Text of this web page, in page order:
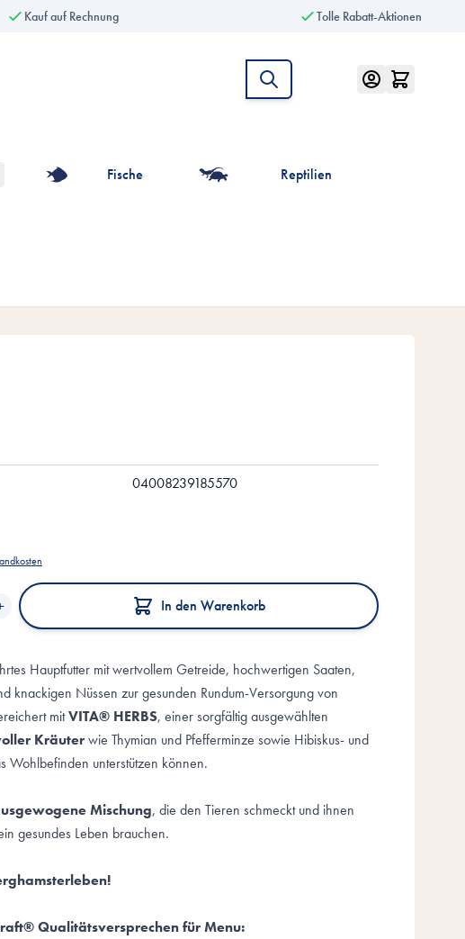
Kauf auf Rechnung Tolle Rabatt-Aktionen
& Kleintiere anzeigen
Fische Reptilien
04008239185570
In den Warenkorb
Hauptfutter mit wertvollem Getreide, hochwertigen Saaten,
knackigen Nüssen zur gesunden Rundum-Versorgung von
mitVITA® HERBS, einer sorgfältig ausgewählten
Kräuterwie Thymian und Pfefferminze sowie Hibiskus- und
Wohlbefinden unterstützen können.
Mischung, die den Tieren schmeckt und ihnen
gesundes Leben brauchen.
Qualitätsversprechen für Menu: